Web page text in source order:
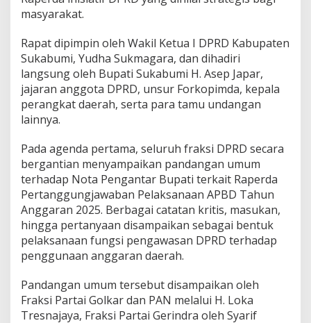
u
j
a
a
b
a
B
D
2
0
2
5
d
a
n
R
a
p
e
masyarakat.
Rapat dipimpin oleh Wakil Ketua I DPRD Kabupaten
Sukabumi, Yudha Sukmagara, dan dihadiri
langsung oleh Bupati Sukabumi H. Asep Japar,
jajaran anggota DPRD, unsur Forkopimda, kepala
perangkat daerah, serta para tamu undangan
lainnya.
Pada agenda pertama, seluruh fraksi DPRD secara
bergantian menyampaikan pandangan umum
terhadap Nota Pengantar Bupati terkait Raperda
Pertanggungjawaban Pelaksanaan APBD Tahun
Anggaran 2025. Berbagai catatan kritis, masukan,
hingga pertanyaan disampaikan sebagai bentuk
pelaksanaan fungsi pengawasan DPRD terhadap
penggunaan anggaran daerah.
Pandangan umum tersebut disampaikan oleh
Fraksi Partai Golkar dan PAN melalui H. Loka
Tresnajaya, Fraksi Partai Gerindra oleh Syarif